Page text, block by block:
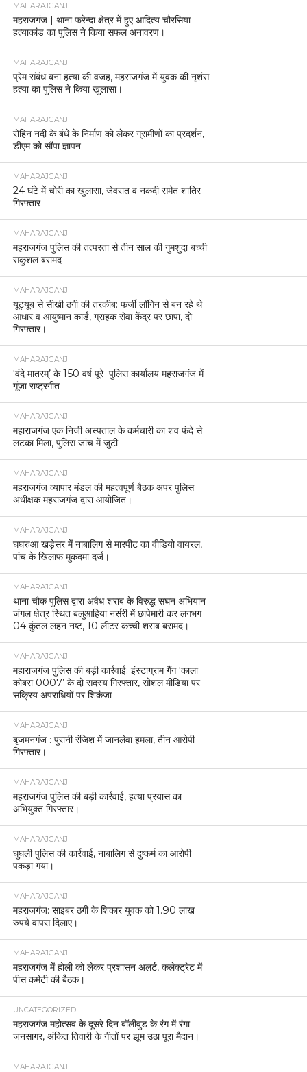
MAHARAJGANJ
महराजगंज | थाना फरेन्दा क्षेत्र में हुए आदित्य चौरसिया
हत्याकांड का पुलिस ने किया सफल अनावरण।
MAHARAJGANJ
प्रेम संबंध बना हत्या की वजह, महराजगंज में युवक की नृशंस
हत्या का पुलिस ने किया खुलासा।
MAHARAJGANJ
रोहिन नदी के बंधे के निर्माण को लेकर ग्रामीणों का प्रदर्शन,
डीएम को सौंपा ज्ञापन
MAHARAJGANJ
24 घंटे में चोरी का खुलासा, जेवरात व नकदी समेत शातिर
गिरफ्तार
MAHARAJGANJ
महराजगंज पुलिस की तत्परता से तीन साल की गुमशुदा बच्ची
सकुशल बरामद
MAHARAJGANJ
यूट्यूब से सीखी ठगी की तरकीब: फर्जी लॉगिन से बन रहे थे
आधार व आयुष्मान कार्ड, ग्राहक सेवा केंद्र पर छापा, दो
गिरफ्तार।
MAHARAJGANJ
‘वंदे मातरम्’ के 150 वर्ष पूरे पुलिस कार्यालय महराजगंज में
गूंजा राष्ट्रगीत
MAHARAJGANJ
महाराजगंज एक निजी अस्पताल के कर्मचारी का शव फंदे से
लटका मिला, पुलिस जांच में जुटी
MAHARAJGANJ
महराजगंज व्यापार मंडल की महत्वपूर्ण बैठक अपर पुलिस
अधीक्षक महराजगंज द्वारा आयोजित।
MAHARAJGANJ
घघरुआ खड़ेसर में नाबालिग से मारपीट का वीडियो वायरल,
पांच के खिलाफ मुकदमा दर्ज।
MAHARAJGANJ
थाना चौक पुलिस द्वारा अवैध शराब के विरुद्ध सघन अभियान
जंगल क्षेत्र स्थित बलुआहिया नर्सरी में छापेमारी कर लगभग
04 कुंतल लहन नष्ट, 10 लीटर कच्ची शराब बरामद।
MAHARAJGANJ
महाराजगंज पुलिस की बड़ी कार्रवाई: इंस्टाग्राम गैंग ‘काला
कोबरा 0007’ के दो सदस्य गिरफ्तार, सोशल मीडिया पर
सक्रिय अपराधियों पर शिकंजा
MAHARAJGANJ
बृजमनगंज : पुरानी रंजिश में जानलेवा हमला, तीन आरोपी
गिरफ्तार।
MAHARAJGANJ
महराजगंज पुलिस की बड़ी कार्रवाई, हत्या प्रयास का
अभियुक्त गिरफ्तार।
MAHARAJGANJ
घुघली पुलिस की कार्रवाई, नाबालिग से दुष्कर्म का आरोपी
पकड़ा गया।
MAHARAJGANJ
महराजगंज: साइबर ठगी के शिकार युवक को 1.90 लाख
रुपये वापस दिलाए।
MAHARAJGANJ
महराजगंज में होली को लेकर प्रशासन अलर्ट, कलेक्ट्रेट में
पीस कमेटी की बैठक।
UNCATEGORIZED
महराजगंज महोत्सव के दूसरे दिन बॉलीवुड के रंग में रंगा
जनसागर, अंकित तिवारी के गीतों पर झूम उठा पूरा मैदान।
MAHARAJGANJ